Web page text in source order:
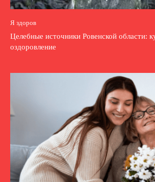
Я здоров
Целебные источники Ровенской области:
оздоровление